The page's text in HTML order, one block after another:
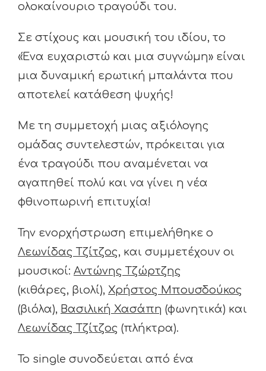
ολοκαίνουριο τραγούδι του.
Σε στίχους και μουσική του ιδίου, το
«Ένα ευχαριστώ και μια συγνώμη» είναι
μια δυναμική ερωτική μπαλάντα που
αποτελεί κατάθεση ψυχής!
Με τη συμμετοχή μιας αξιόλογης
ομάδας συντελεστών, πρόκειται για
ένα τραγούδι που αναμένεται να
αγαπηθεί πολύ και να γίνει η νέα
φθινοπωρινή επιτυχία!
Την ενορχήστρωση επιμελήθηκε ο
Λεωνίδας Τζίτζος, και συμμετέχουν οι
μουσικοί: Αντώνης Τζώρτζης
(κιθάρες, βιολί), Χρήστος Μπουσδούκος
(βιόλα), Βασιλική Χασάπη (φωνητικά) και
Λεωνίδας Τζίτζος (πλήκτρα).
Το single συνοδεύεται από ένα